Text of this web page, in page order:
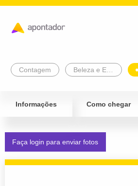
Contagem
Informações Como chegar
Faça login para enviar fotos